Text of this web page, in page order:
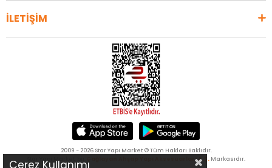
İLETİŞİM
2009 - 2026 Star Yapı Market © Tüm Hakları Saklıdır.
Çağlayan Ahşap Yapı Aksesuarları A.Ş. Markasıdır.
Çerez Kullanımı